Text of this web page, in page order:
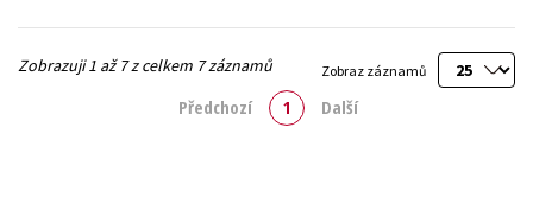
Zobraz záznamů
Zobrazuji 1 až 7 z celkem 7 záznamů
Předchozí 1 Další